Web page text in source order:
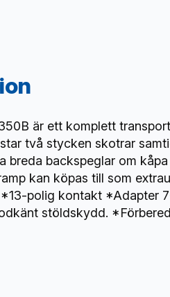
är ett komplett
två stycken skotrar
breda backspeglar om
kan köpas till som
polig kontakt *Adapter
stöldskydd.